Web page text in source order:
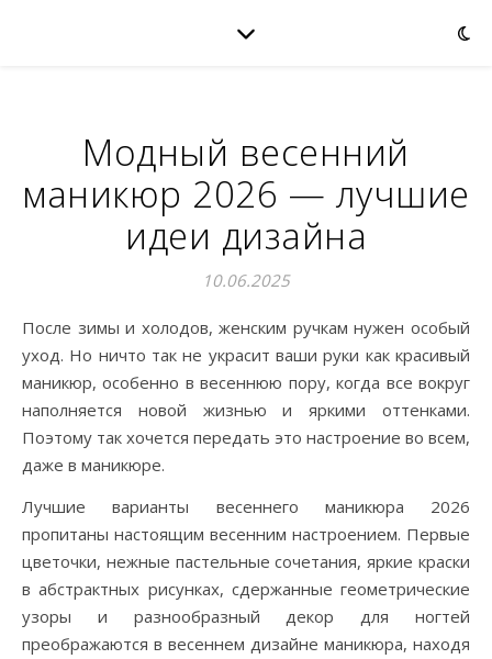
Модный весенний
маникюр 2026 — лучшие
идеи дизайна
10.06.2025
После зимы и холодов, женским ручкам нужен особый
уход. Но ничто так не украсит ваши руки как красивый
маникюр, особенно в весеннюю пору, когда все вокруг
наполняется новой жизнью и яркими оттенками.
Поэтому так хочется передать это настроение во всем,
даже в маникюре.
Лучшие варианты весеннего маникюра 2026
пропитаны настоящим весенним настроением. Первые
цветочки, нежные пастельные сочетания, яркие краски
в абстрактных рисунках, сдержанные геометрические
узоры и разнообразный декор для ногтей
преображаются в весеннем дизайне маникюра, находя